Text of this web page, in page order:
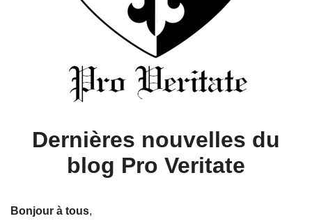
Dernières nouvelles du
blog Pro Veritate
Bonjour à tous,